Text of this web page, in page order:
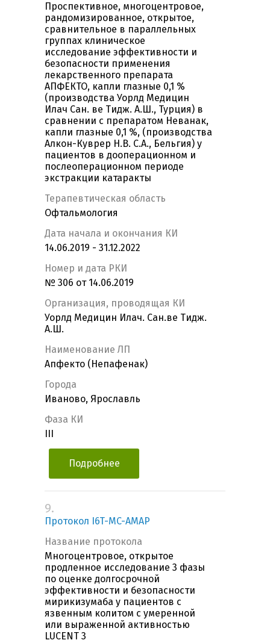
Проспективное, многоцентровое,
рандомизированное, открытое,
сравнительное в параллельных
группах клиническое
исследование эффективности и
безопасности применения
лекарственного препарата
АПФЕКТО, капли глазные 0,1 %
(производства Уорлд Медицин
Илач Сан. ве Тидж. А.Ш., Турция) в
сравнении с препаратом Неванак,
капли глазные 0,1 %, (производства
Алкон-Куврер Н.В. С.А., Бельгия) у
пациентов в дооперационном и
послеоперационном периоде
экстракции катаракты
Терапевтическая область
Офтальмология
Дата начала и окончания КИ
14.06.2019 - 31.12.2022
Номер и дата РКИ
№ 306 от 14.06.2019
Организация, проводящая КИ
Уорлд Медицин Илач. Сан.ве Тидж.
А.Ш.
Наименование ЛП
Апфекто (Непафенак)
Города
Иваново, Ярославль
Фаза КИ
Подробнее
9.
Протокол I6T-MC-AMAP
Название протокола
Многоцентровое, открытое
продленное исследование 3 фазы
по оценке долгосрочной
эффективности и безопасности
мирикизумаба у пациентов с
язвенным колитом с умеренной
или выраженной активностью
LUCENT 3